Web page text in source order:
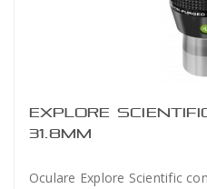
EXPLORE
31.8MM
Oculare Explore Scientific